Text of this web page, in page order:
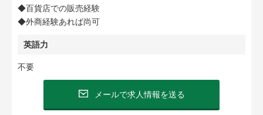
◆百貨店での販売経験
◆外商経験あれば尚可
英語力
不要
メールで求人情報を送る